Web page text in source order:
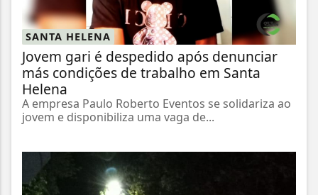
SANTA HELENA
Jovem gari é despedido após denunciar
más condições de trabalho em Santa
Helena
A empresa Paulo Roberto Eventos se solidariza ao
jovem e disponibiliza uma vaga de...